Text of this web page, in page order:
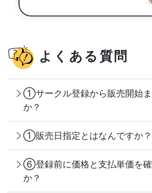
よくある質問
①サークル登録から販売開始
か？
①販売日指定とはなんですか？
⑥登録前に価格と支払単価を
か？